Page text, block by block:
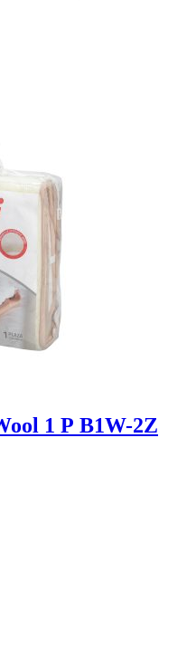
1 P B1W-2Z